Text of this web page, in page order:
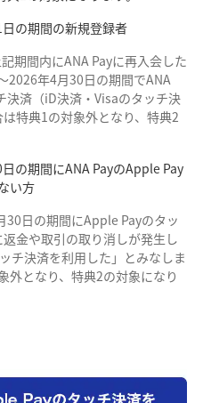
の期間の新規登録者
期間内にANA Payに再入会した
2026年4月30日の期間でANA
決済（iD決済・Visaのタッチ決
特典1の対象外となり、特典2
の期間にANA PayのApple Pay
い方
日の期間にApple Payのタッ
金や取引の取り消しが発生し
チ決済を利用した」とみなしま
外となり、特典2の対象になり